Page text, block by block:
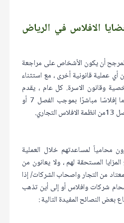
الافلاس في الرياض
أن يكون الأشخاص على مراجعة
أي عملية قانونية أخرى ، مع استثناء
وقانون الاسرة. كل عام ، يقدم
مئات الآلاف من الأشخاص إما إفلاسًا مباشرًا بموجب الفصل 7 أو
محامياً لمساعدتهم خلال العملية
المستحقة لهم ، ولا يعانون من
من التجار واصحاب الشركات/ إذا
شركات وافلاس أو إلى أين تذهب
بعض النصائح المفيدة التالية :